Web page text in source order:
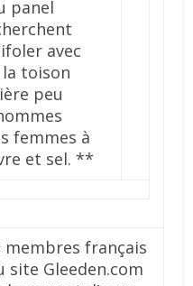
panel
avec
toison
peu
femmes à
et sel. **
français
site Gleeden.com